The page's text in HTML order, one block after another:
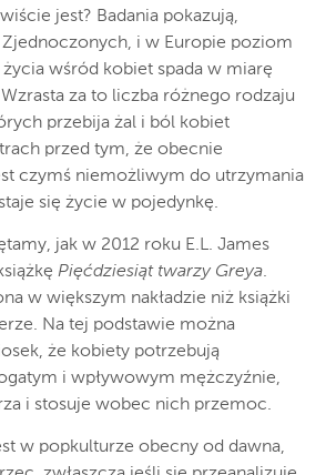
jest? Badania pokazują,
Zjednoczonych, i w Europie poziom
wśród kobiet spada w miarę
Wzrasta za to liczba różnego rodzaju
przebija żal i ból kobiet
przed tym, że obecnie
czymś niemożliwym do utrzymania
się życie w pojedynkę.
jak w 2012 roku E.L. James
Pięćdziesiąt twarzy Greya.
w większym nakładzie niż książki
Na tej podstawie można
że kobiety potrzebują
i wpływowym mężczyźnie,
i stosuje wobec nich przemoc.
w popkulturze obecny od dawna,